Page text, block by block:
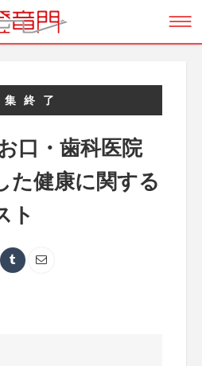
集終了
口・歯科医院
た健康に関する
ト